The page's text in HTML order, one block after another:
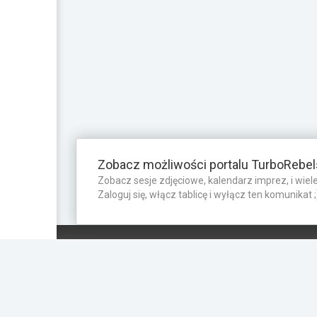
Zobacz możliwości portalu
Zobacz sesje zdjęciowe, kalendarz imprez, i
Zaloguj się, włącz tablicę i wyłącz ten komunikat